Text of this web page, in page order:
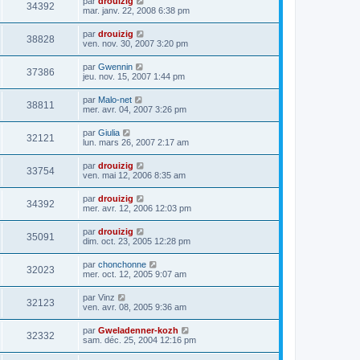
34392
mar. janv. 22, 2008 6:38 pm
38828 par drouizig
ven. nov. 30, 2007 3:20 pm
37386 par Gwennin
jeu. nov. 15, 2007 1:44 pm
38811 par Malo-net
mer. avr. 04, 2007 3:26 pm
32121 par Giulia
lun. mars 26, 2007 2:17 am
33754 par drouizig
ven. mai 12, 2006 8:35 am
34392 par drouizig
mer. avr. 12, 2006 12:03 pm
35091 par drouizig
dim. oct. 23, 2005 12:28 pm
32023 par chonchonne
mer. oct. 12, 2005 9:07 am
32123 par Vinz
ven. avr. 08, 2005 9:36 am
32332 par Gweladenner-kozh
sam. déc. 25, 2004 12:16 pm